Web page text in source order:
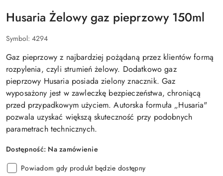
Husaria Żelowy gaz pieprzowy 150ml
Symbol: 4294
Gaz pieprzowy z najbardziej pożądaną przez klientów formą
rozpylenia, czyli strumień żelowy. Dodatkowo gaz
pieprzowy Husaria posiada zielony znacznik. Gaz
wyposażony jest w zawleczkę bezpieczeństwa, chroniącą
przed przypadkowym użyciem. Autorska formuła „Husaria"
pozwala uzyskać większą skuteczność przy podobnych
parametrach technicznych.
Dostępność: Na zamówienie
Powiadom gdy produkt będzie dostępny